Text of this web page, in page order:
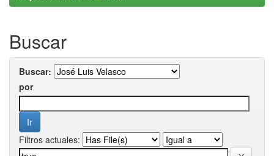
Buscar
Buscar:
por
Filtros actuales: